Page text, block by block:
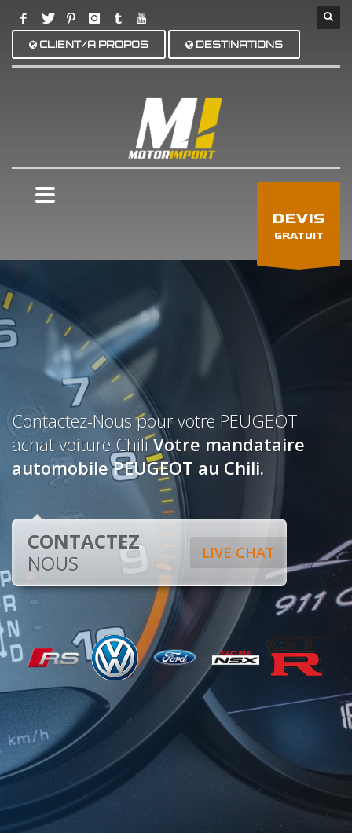
CLIENT/A PROPOS DESTINATIONS
DEVIS
GRATUIT
Contactez-Nous pour votre PEUGEOT
achat voiture ChiliVotre mandataire
automobile PEUGEOT au Chili.
LIVE CHAT
CONTACTEZ
NOUS